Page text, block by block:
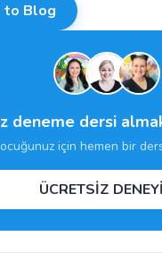
to Blog
deneme dersi
için hemen bir
ÜCRETSİZ